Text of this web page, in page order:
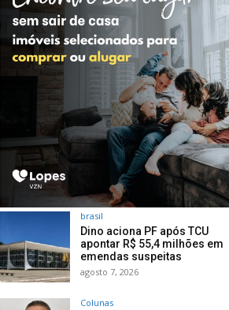
brasil
Dino aciona PF após TCU
apontar R$ 55,4 milhões em
emendas suspeitas
agosto 7, 2026
Colunas